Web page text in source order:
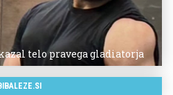
telo pravega gladiatorja